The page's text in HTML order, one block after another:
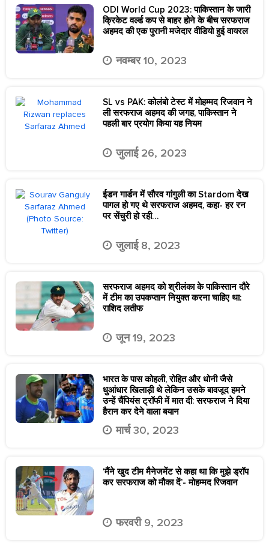
ODI World Cup 2023: पाकिस्तान के जारी
क्रिकेट वर्ल्ड कप से बाहर होने के बीच सरफराज
अहमद की एक पुरानी मजेदार वीडियो हुई वायरल
नवम्बर 10, 2023
SL vs PAK: कोलंबो टेस्ट में मोहम्मद रिजवान ने
ली सरफराज अहमद की जगह, पाकिस्तान ने
पहली बार प्रयोग किया यह नियम
जुलाई 26, 2023
ईडन गार्डन में सौरव गांगुली का Stardom देख
पागल हो गए थे सरफराज अहमद, कहा- हर रन
पर सेंचुरी हो रही…
जुलाई 8, 2023
सरफराज अहमद को श्रीलंका के पाकिस्तान दौरे
में टीम का उपकप्तान नियुक्त करना चाहिए था:
राशिद लतीफ
जून 19, 2023
भारत के पास कोहली, रोहित और धोनी जैसे
धुआंधार खिलाड़ी थे लेकिन उसके बावजूद हमने
उन्हें चैंपियंस ट्रॉफी में मात दी: सरफराज ने दिया
हैरान कर देने वाला बयान
मार्च 30, 2023
‘मैंने खुद टीम मैनेजमेंट से कहा था कि मुझे ड्रॉप
कर सरफराज को मौका दें’- मोहम्मद रिजवान
फरवरी 9, 2023